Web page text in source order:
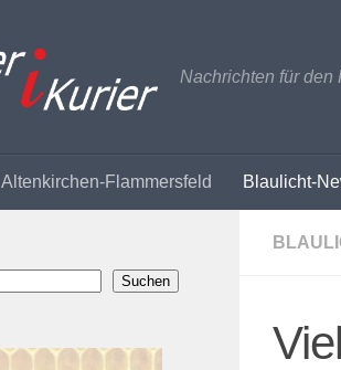
Nachrichten für
Altenkirchen-Flammersfeld Blaulicht-
Suchen